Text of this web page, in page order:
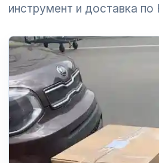
инструмент и доставка по